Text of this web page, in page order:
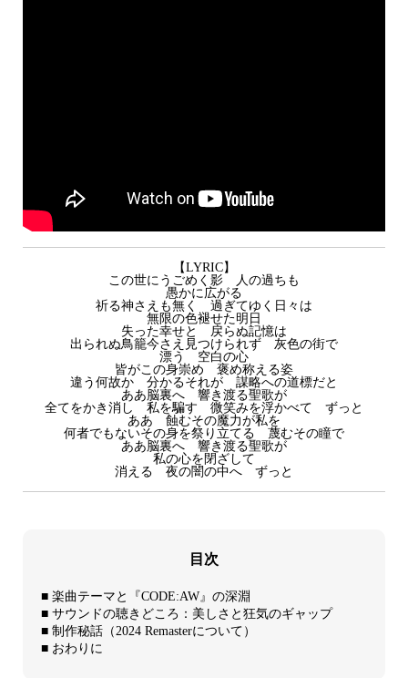
【LYRIC】
この世にうごめく影 人の過ちも
愚かに広がる
祈る神さえも無く 過ぎてゆく日々は
無限の色褪せた明日
失った幸せと 戻らぬ記憶は
出られぬ鳥籠今さえ見つけられず 灰色の街で
漂う 空白の心
皆がこの身崇め 褒め称える姿
違う何故か 分かるそれが 謀略への道標だと
ああ脳裏へ 響き渡る聖歌が
全てをかき消し 私を騙す 微笑みを浮かべて ずっと
ああ 蝕むその魔力が私を
何者でもないその身を祭り立てる 蔑むその瞳で
ああ脳裏へ 響き渡る聖歌が
私の心を閉ざして
消える 夜の闇の中へ ずっと
目次
■ 楽曲テーマと『CODE:AW』の深淵
■ サウンドの聴きどころ：美しさと狂気のギャップ
■ 制作秘話（2024 Remasterについて）
■ おわりに